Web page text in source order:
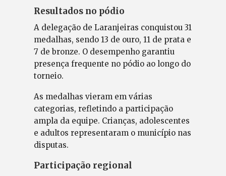
Resultados no pódio
A delegação de Laranjeiras conquistou 31
medalhas, sendo 13 de ouro, 11 de prata e
7 de bronze. O desempenho garantiu
presença frequente no pódio ao longo do
torneio.
As medalhas vieram em várias
categorias, refletindo a participação
ampla da equipe. Crianças, adolescentes
e adultos representaram o município nas
disputas.
Participação regional